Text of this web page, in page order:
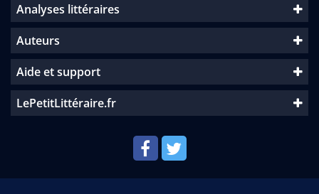
Analyses littéraires
Auteurs
Aide et support
LePetitLittéraire.fr